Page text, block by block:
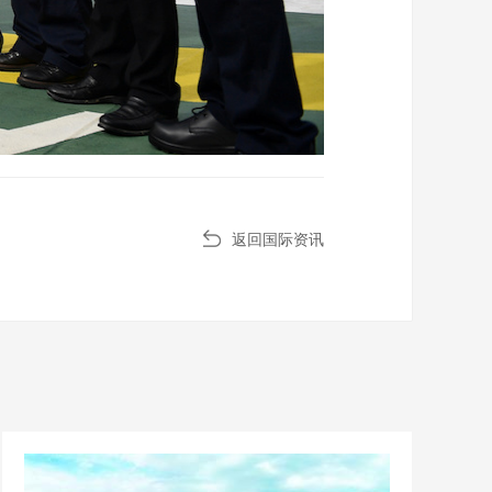
返回国际资讯